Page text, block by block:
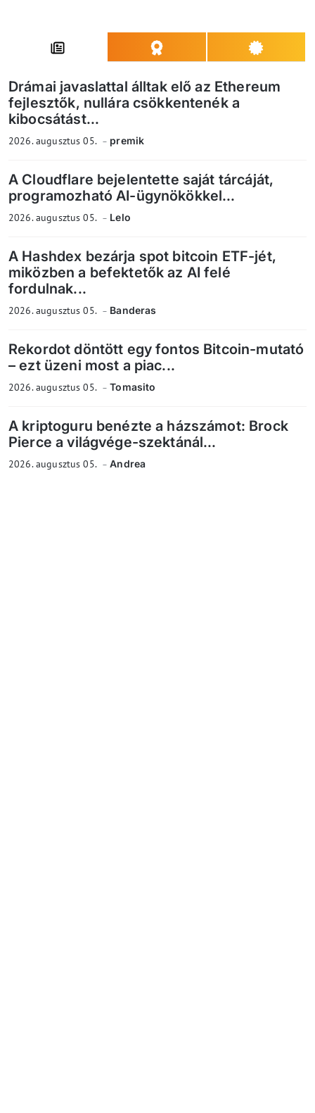
Drámai javaslattal álltak elő az Ethereum
fejlesztők, nullára csökkentenék a
kibocsátást...
2026. augusztus 05. premik
A Cloudflare bejelentette saját tárcáját,
programozható AI-ügynökökkel...
2026. augusztus 05. Lelo
A Hashdex bezárja spot bitcoin ETF-jét,
miközben a befektetők az AI felé
fordulnak...
2026. augusztus 05. Banderas
Rekordot döntött egy fontos Bitcoin-mutató
– ezt üzeni most a piac...
2026. augusztus 05. Tomasito
A kriptoguru benézte a házszámot: Brock
Pierce a világvége-szektánál...
2026. augusztus 05. Andrea